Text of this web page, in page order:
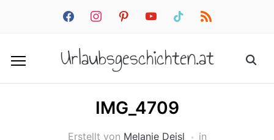
facebookinstagrampinterestyoutube tiktok rss
Urlaubsgeschichten.at
IMG_4709
Erstellt von Melanie Deisl in